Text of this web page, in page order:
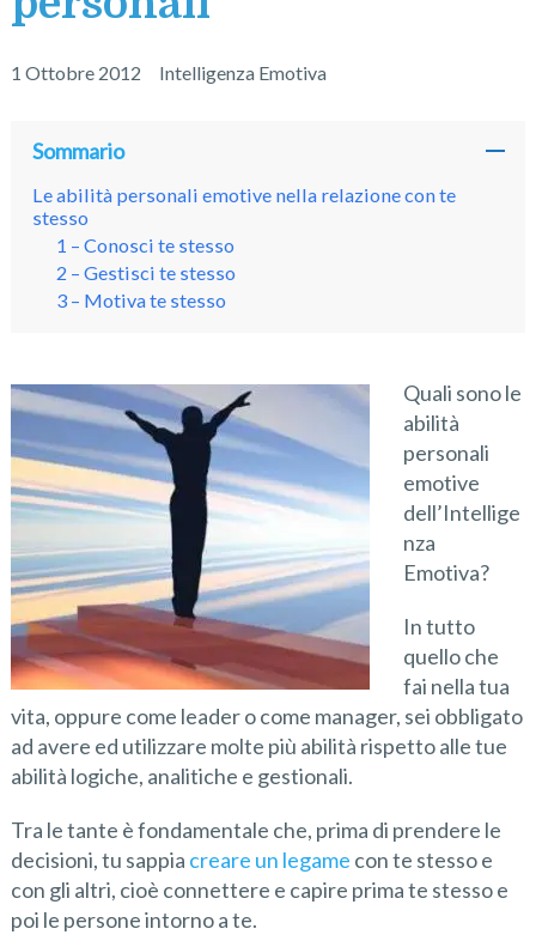
1 Ottobre 2012 Intelligenza Emotiva
Sommario
Le abilità personali emotive nella relazione con te
stesso
1 – Conosci te stesso
2 – Gestisci te stesso
3 – Motiva te stesso
Quali sono le
abilità
personali
emotive
dell’Intellige
nza
Emotiva?
In tutto
quello che
fai nella tua
vita, oppure come leader o come manager, sei obbligato
ad avere ed utilizzare molte più abilità rispetto alle tue
abilità logiche, analitiche e gestionali.
Tra le tante è fondamentale che, prima di prendere le
decisioni, tu sappia creare un legame con te stesso e
con gli altri, cioè connettere e capire prima te stesso e
poi le persone intorno a te.